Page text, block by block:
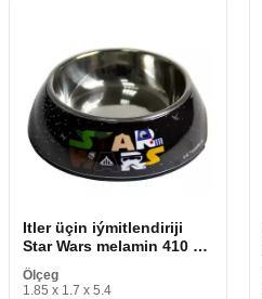
Itler üçin iýmitlendiriji
Star Wars melamin 410 ml
Köp reňkli metal
Ölçeg
1.85 x 1.7 x 5.4